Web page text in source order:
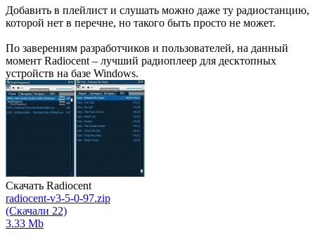
Добавить в плейлист и слушать можно даже ту радиостанцию,
которой нет в перечне, но такого быть просто не может.
По заверениям разработчиков и пользователей, на данный
момент Radiocent – лучший радиоплеер для десктопных
устройств на базе Windows.
Скачать Radiocent
radiocent-v3-5-0-97.zip
(Скачали 22)
3.33 Mb